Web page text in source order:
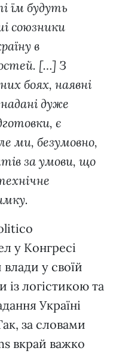
їм будуть
союзники
в
[…] З
боях, наявні
дуже
є
ми, безумовно,
за умови, що
у Конгресі
у своїй
із логістикою та
Україні
за словами
вкрай важко